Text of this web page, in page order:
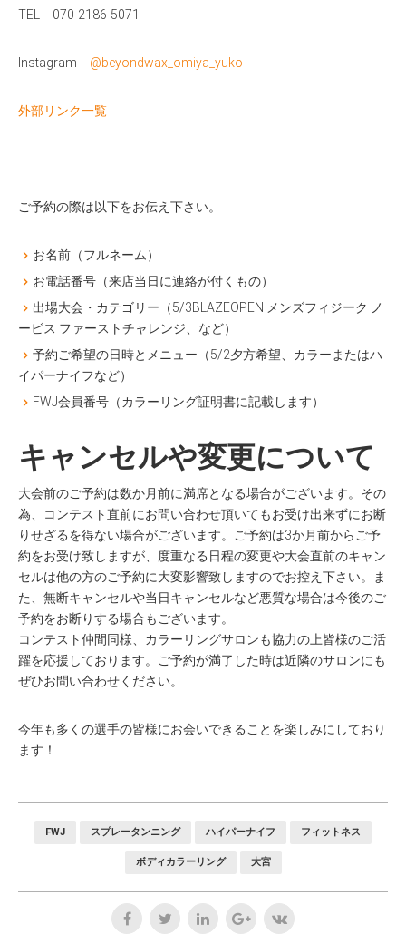
TEL 070-2186-5071
Instagram @beyondwax_omiya_yuko
外部リンク一覧
ご予約の際は以下をお伝え下さい。
お名前（フルネーム）
お電話番号（来店当日に連絡が付くもの）
出場大会・カテゴリー（5/3BLAZEOPEN メンズフィジーク ノ
ービス ファーストチャレンジ、など）
予約ご希望の日時とメニュー（5/2夕方希望、カラーまたはハ
イパーナイフなど）
FWJ会員番号（カラーリング証明書に記載します）
キャンセルや変更について
大会前のご予約は数か月前に満席となる場合がございます。その
為、コンテスト直前にお問い合わせ頂いてもお受け出来ずにお断
りせざるを得ない場合がございます。ご予約は3か月前からご予
約をお受け致しますが、度重なる日程の変更や大会直前のキャン
セルは他の方のご予約に大変影響致しますのでお控え下さい。ま
た、無断キャンセルや当日キャンセルなど悪質な場合は今後のご
予約をお断りする場合もございます。
コンテスト仲間同様、カラーリングサロンも協力の上皆様のご活
躍を応援しております。ご予約が満了した時は近隣のサロンにも
ぜひお問い合わせください。
今年も多くの選手の皆様にお会いできることを楽しみにしており
ます！
FWJ スプレータンニング ハイパーナイフ フィットネス
ボディカラーリング 大宮